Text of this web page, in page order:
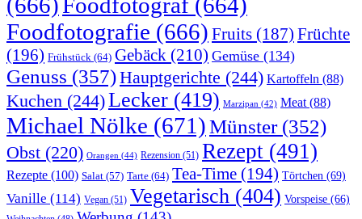
(666)Foodfotograf (664)
Foodfotografie (666) Fruits (187) Früchte
(196) Frühstück (64) Gebäck (210) Gemüse (134)
Genuss (357)Hauptgerichte (244) Kartoffeln (88)
Kuchen (244)Lecker (419) Marzipan (42) Meat(88)
Michael Nölke (671)Münster(352)
Obst (220) Orangen (44) Rezension (51) Rezept (491)
Rezepte (100) Salat (57) Tarte (64) Tea-Time (194) Törtchen (69)
Vanille (114) Vegan (51) Vegetarisch (404) Vorspeise (66)